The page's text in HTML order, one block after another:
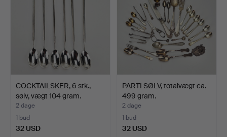
COCKTAILSKER, 6 stk.,
sølv, vægt 104 gram.
2 dage
1 bud
32 USD
PARTI SØLV, totalvægt ca.
499 gram.
2 dage
1 bud
32 USD